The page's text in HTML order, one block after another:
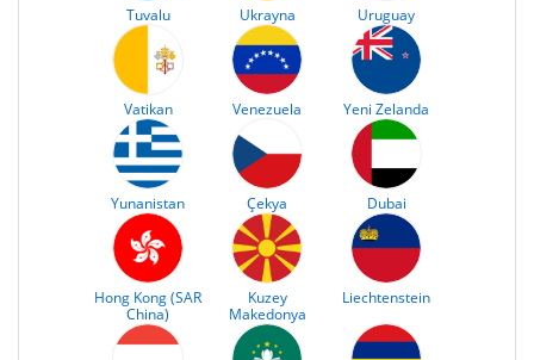
Tuvalu Ukrayna Uruguay
Vatikan Venezuela Yeni Zelanda
Yunanistan Çekya Dubai
Hong Kong (SAR
China)
Kuzey
Makedonya
Liechtenstein